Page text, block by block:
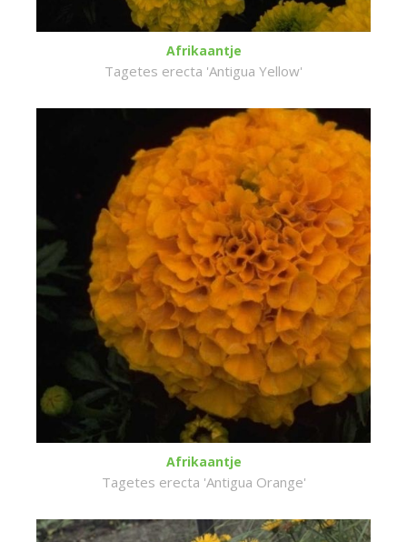
Afrikaantje
Tagetes erecta 'Antigua Yellow'
Afrikaantje
Tagetes erecta 'Antigua Orange'